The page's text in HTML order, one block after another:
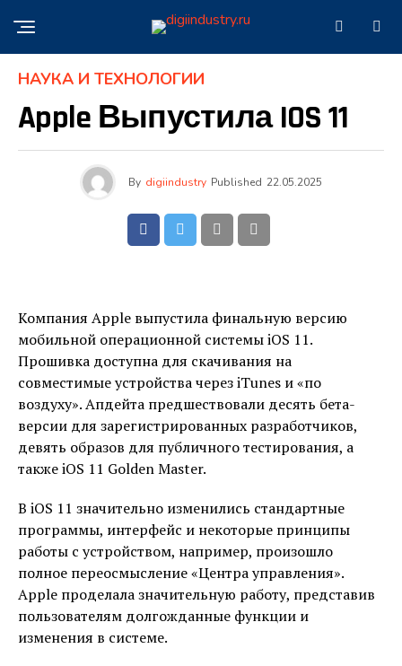
НАУКА И ТЕХНОЛОГИИ
Apple Выпустила IOS 11
By digiindustry Published 22.05.2025
Компания Apple выпустила финальную версию
мобильной операционной системы iOS 11.
Прошивка доступна для скачивания на
совместимые устройства через iTunes и «по
воздуху». Апдейта предшествовали десять бета-
версии для зарегистрированных разработчиков,
девять образов для публичного тестирования, а
также iOS 11 Golden Master.
В iOS 11 значительно изменились стандартные
программы, интерфейс и некоторые принципы
работы с устройством, например, произошло
полное переосмысление «Центра управления».
Apple проделала значительную работу, представив
пользователям долгожданные функции и
изменения в системе.